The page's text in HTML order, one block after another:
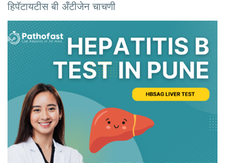
हिपॅटायटीस बी अँटीजेन चाचणी